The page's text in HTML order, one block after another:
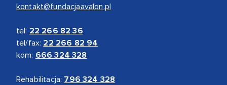
kontakt@fundacjaavalon.pl
tel: 22 266 82 36
tel/fax: 22 266 82 94
kom: 666 324 328
Rehabilitacja: 796 324 328